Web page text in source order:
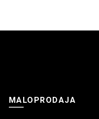
MALOPRODAJA